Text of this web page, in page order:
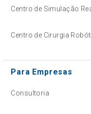
Centro de Simulação
Centro de Cirurgia
Para Empresas
Consultoria